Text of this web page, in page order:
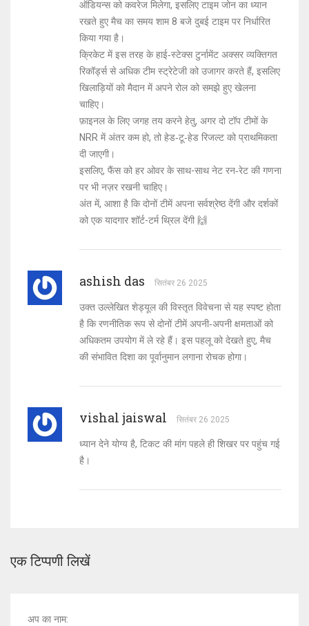
ऑडियन्स को कवरेज मिलेगा, इसलिए टाइम जोन का ध्यान
रखते हुए मैच का समय शाम 8 बजे दुबई टाइम पर निर्धारित
किया गया है।
क्रिकेट में इस तरह के हाई‑स्टेक्स टुर्नामेंट अक्सर व्यक्तिगत
रिकॉर्ड्स से अधिक टीम स्ट्रेटेजी को उजागर करते हैं, इसलिए
खिलाड़ियों को मैदान में अपने रोल को समझे हुए खेलना
चाहिए।
फ़ाइनल के लिए जगह तय करने हेतु, अगर दो टॉप टीमों के
NRR में अंतर कम हो, तो हेड‑टू‑हेड रिजल्ट को प्राथमिकता
दी जाएगी।
इसलिए, फैंस को हर ओवर के साथ-साथ नेट रन‑रेट की गणना
पर भी नज़र रखनी चाहिए।
अंत में, आशा है कि दोनों टीमें अपना सर्वश्रेष्ठ देंगी और दर्शकों
को एक यादगार शॉर्ट-टर्म थ्रिल देंगी 🙌
ashish das सितंबर 26 2025
उक्त उल्लेखित शेड्यूल की विस्तृत विवेचना से यह स्पष्ट होता
है कि रणनीतिक रूप से दोनों टीमें अपनी‑अपनी क्षमताओं को
अधिकतम उपयोग में ले रहे हैं। इस पहलू को देखते हुए, मैच
की संभावित दिशा का पूर्वानुमान लगाना रोचक होगा।
vishal jaiswal सितंबर 26 2025
ध्यान देने योग्य है, टिकट की मांग पहले ही शिखर पर पहुंच गई
है।
एक टिप्पणी लिखें
अप का नाम: